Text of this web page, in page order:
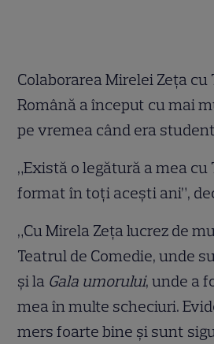
Colaborarea Mirelei Zeţa cu
Română a început cu mai
pe vremea când era
„Există o legătură a mea cu
format în toți acești ani”,
„Cu Mirela Zeţa lucrez de
Teatrul de Comedie, unde
şi la Gala umorului, unde a
mea în multe scheciuri.
mers foarte bine şi sunt